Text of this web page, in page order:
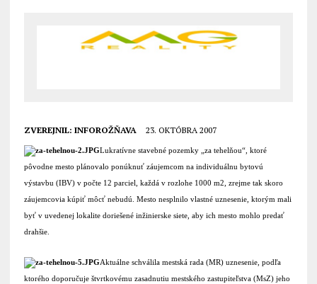
ZVEREJNIL: INFOROŽŇAVA 23. OKTÓBRA 2007
Lukratívne stavebné pozemky „za tehelňou“, ktoré
pôvodne mesto plánovalo ponúknuť záujemcom na individuálnu bytovú
výstavbu (IBV) v počte 12 parciel, každá v rozlohe 1000 m2, zrejme tak skoro
záujemcovia kúpiť môcť nebudú. Mesto nesplnilo vlastné uznesenie, ktorým mali
byť v uvedenej lokalite doriešené inžinierske siete, aby ich mesto mohlo predať
drahšie.
Aktuálne schválila mestská rada (MR) uznesenie, podľa
ktorého doporučuje štvrtkovému zasadnutiu mestského zastupiteľstva (MsZ) jeho